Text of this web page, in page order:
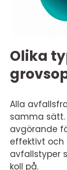
Olika
Alla
samma sätt.
avgörande
effektivt och
avfallstyper
koll på.